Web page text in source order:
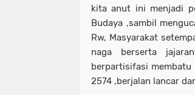
kita anut ini menjadi
Budaya ,sambil
Rw, Masyarakat
naga berserta
berpartisifasi
2574 ,berjalan lancar